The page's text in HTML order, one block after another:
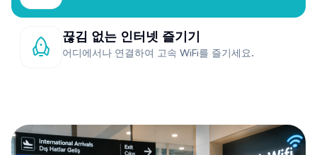
끊김 없는 인터넷 즐기기
어디에서나 연결하여 고속 WiFi를 즐기세요.